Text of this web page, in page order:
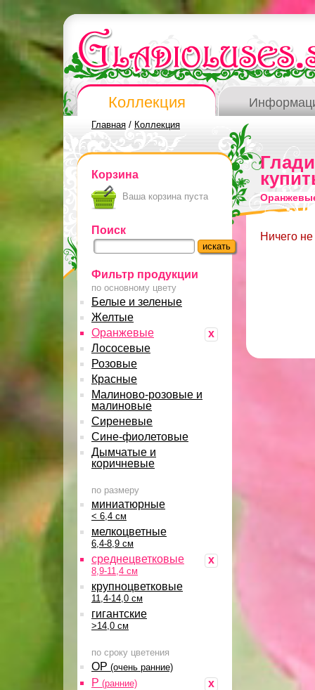
Коллекция
Главная / Коллекция
Корзина
Ваша корзина пуста
Поиск
Фильтр продукции
по основному цвету
Белые и зеленые
Желтые
x
Оранжевые
Лососевые
Розовые
Красные
Малиново-розовые и
малиновые
Сиреневые
Сине-фиолетовые
Дымчатые и
коричневые
по размеру
миниатюрные
< 6,4 см
мелкоцветные
6,4-8,9 см
x
среднецветковые
8,9-11,4 см
крупноцветковые
11,4-14,0 см
гигантские
>14,0 см
по сроку цветения
ОР (очень ранние)
x
Р (ранние)
Ничего